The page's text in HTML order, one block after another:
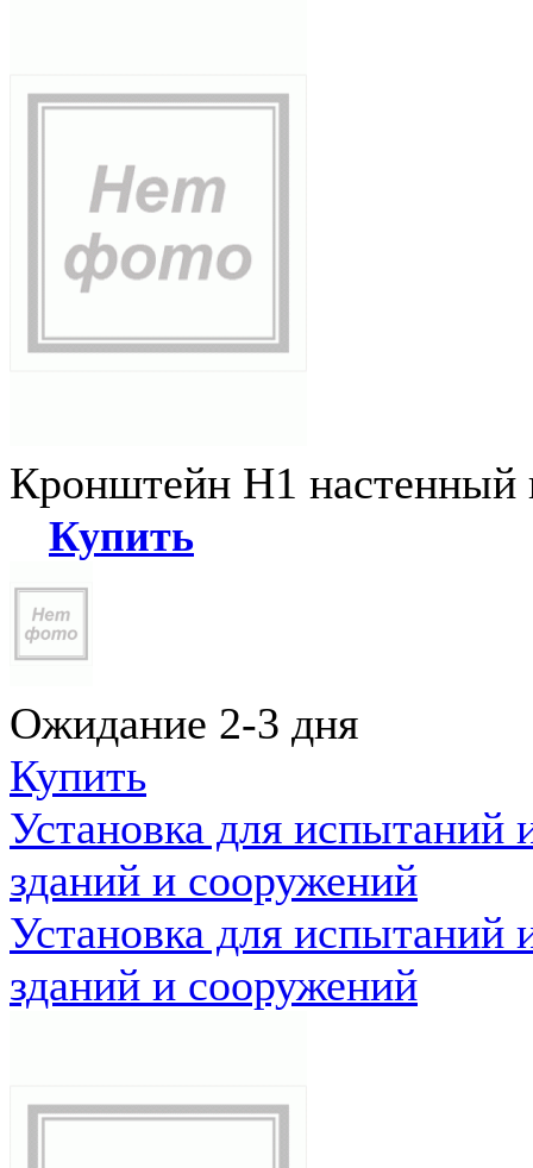
Кронштейн Н1
Купить
Ожидание 2-3 дня
Купить
Установка для испытаний
зданий и сооружений
Установка для испытаний
зданий и сооружений